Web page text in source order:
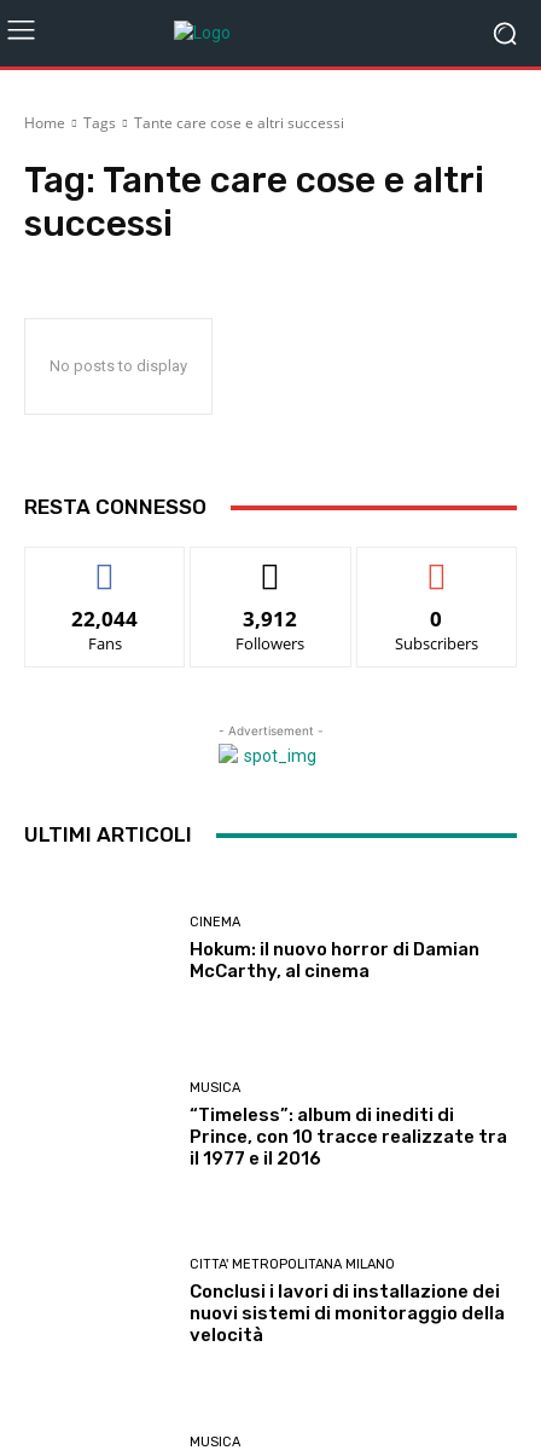
Home Tags Tante care cose e altri successi
Tag: Tante care cose e altri
successi
No posts to display
RESTA CONNESSO
22,044
Fans
3,912
Followers
0
Subscribers
- Advertisement -
ULTIMI ARTICOLI
CINEMA
Hokum: il nuovo horror di Damian
McCarthy, al cinema
MUSICA
“Timeless”: album di inediti di
Prince, con 10 tracce realizzate tra
il 1977 e il 2016
CITTA' METROPOLITANA MILANO
Conclusi i lavori di installazione dei
nuovi sistemi di monitoraggio della
velocità
MUSICA